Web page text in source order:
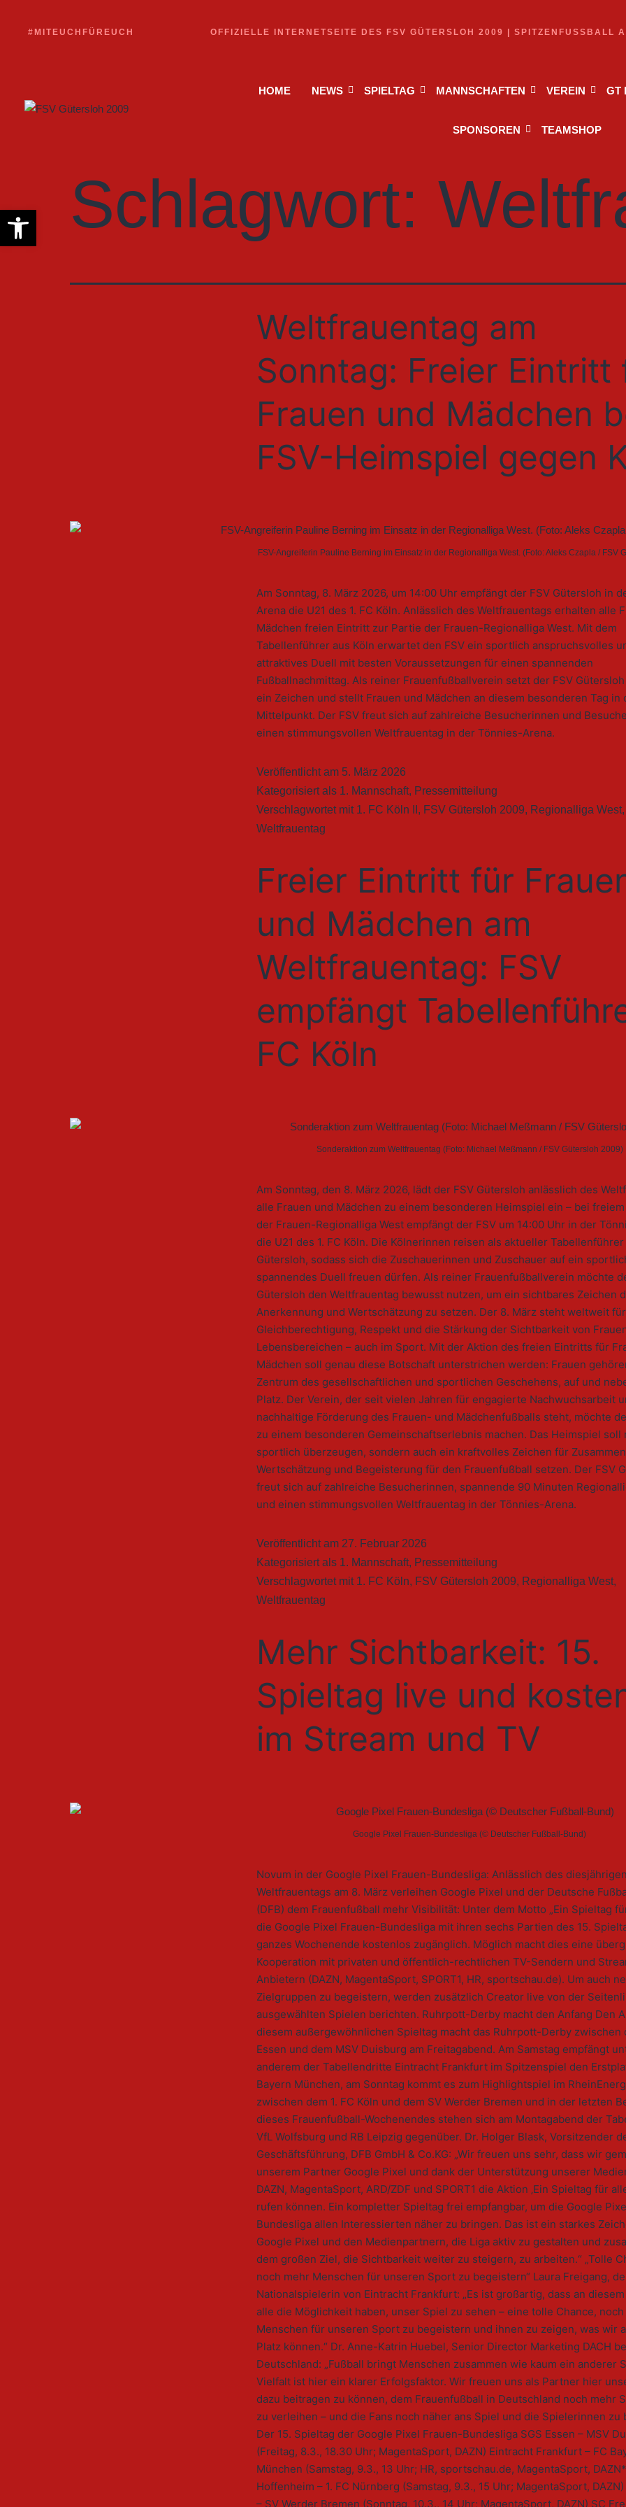
#MITEUCHFÜREUCH OFFIZIELLE INTERNETSEITE DES FSV GÜTERSLOH 2009 | SPITZENFUSSBALL
HOME NEWS SPIELTAG MANNSCHAFTEN VEREIN GT
SPONSOREN TEAMSHOP
Schlagwort:
Weltfrauentag am
Sonntag: Freier Eintritt
Frauen und Mädchen
FSV-Heimspiel gegen
FSV-Angreiferin Pauline Berning im Einsatz in der Regionalliga West. (Foto: Aleks Czapla / FSV
Am Sonntag, 8. März 2026, um 14:00 Uhr empfängt der FSV Gütersloh in
Arena die U21 des 1. FC Köln. Anlässlich des Weltfrauentags erhalten alle
Mädchen freien Eintritt zur Partie der Frauen-Regionalliga West. Mit dem
Tabellenführer aus Köln erwartet den FSV ein sportlich anspruchsvolles
attraktives Duell mit besten Voraussetzungen für einen spannenden
Fußballnachmittag. Als reiner Frauenfußballverein setzt der FSV
ein Zeichen und stellt Frauen und Mädchen an diesem besonderen Tag in
Mittelpunkt. Der FSV freut sich auf zahlreiche Besucherinnen und
einen stimmungsvollen Weltfrauentag in der Tönnies-Arena.
Veröffentlicht am 5. März 2026
Kategorisiert als 1. Mannschaft, Pressemitteilung
Verschlagwortet mit 1. FC Köln II , FSV Gütersloh 2009, Regionalliga West,
Weltfrauentag
Freier Eintritt für
und Mädchen am
Weltfrauentag: FSV
empfängt
FC Köln
Sonderaktion zum Weltfrauentag (Foto: Michael Meßmann / FSV Gütersloh 2009)
Am Sonntag, den 8. März 2026, lädt der FSV Gütersloh anlässlich des
alle Frauen und Mädchen zu einem besonderen Heimspiel ein – bei
der Frauen-Regionalliga West empfängt der FSV um 14:00 Uhr in der
die U21 des 1. FC Köln. Die Kölnerinnen reisen als aktueller Tabellenführer
Gütersloh, sodass sich die Zuschauerinnen und Zuschauer auf ein
spannendes Duell freuen dürfen. Als reiner Frauenfußballverein möchte
Gütersloh den Weltfrauentag bewusst nutzen, um ein sichtbares Zeichen
Anerkennung und Wertschätzung zu setzen. Der 8. März steht weltweit für
Gleichberechtigung, Respekt und die Stärkung der Sichtbarkeit von
Lebensbereichen – auch im Sport. Mit der Aktion des freien Eintritts für
Mädchen soll genau diese Botschaft unterstrichen werden: Frauen
Zentrum des gesellschaftlichen und sportlichen Geschehens, auf und
Platz. Der Verein, der seit vielen Jahren für engagierte Nachwuchsarbeit
nachhaltige Förderung des Frauen- und Mädchenfußballs steht, möchte
zu einem besonderen Gemeinschaftserlebnis machen. Das Heimspiel soll
sportlich überzeugen, sondern auch ein kraftvolles Zeichen für
Wertschätzung und Begeisterung für den Frauenfußball setzen. Der FSV
freut sich auf zahlreiche Besucherinnen, spannende 90 Minuten
und einen stimmungsvollen Weltfrauentag in der Tönnies-Arena.
Veröffentlicht am 27. Februar 2026
Kategorisiert als 1. Mannschaft, Pressemitteilung
Verschlagwortet mit 1. FC Köln, FSV Gütersloh 2009, Regionalliga West,
Weltfrauentag
Mehr Sichtbarkeit: 15.
Spieltag live und
im Stream und TV
Google Pixel Frauen-Bundesliga (© Deutscher Fußball-Bund)
Novum in der Google Pixel Frauen-Bundesliga: Anlässlich des diesjährigen
Weltfrauentags am 8. März verleihen Google Pixel und der Deutsche
(DFB) dem Frauenfußball mehr Visibilität: Unter dem Motto „Ein Spieltag
die Google Pixel Frauen-Bundesliga mit ihren sechs Partien des 15.
ganzes Wochenende kostenlos zugänglich. Möglich macht dies eine
Kooperation mit privaten und öffentlich-rechtlichen TV-Sendern und
Anbietern (DAZN, MagentaSport, SPORT1, HR, sportschau.de). Um auch
Zielgruppen zu begeistern, werden zusätzlich Creator live von der
ausgewählten Spielen berichten. Ruhrpott-Derby macht den Anfang Den
diesem außergewöhnlichen Spieltag macht das Ruhrpott-Derby zwischen
Essen und dem MSV Duisburg am Freitagabend. Am Samstag empfängt
anderem der Tabellendritte Eintracht Frankfurt im Spitzenspiel den
Bayern München, am Sonntag kommt es zum Highlightspiel im
zwischen dem 1. FC Köln und dem SV Werder Bremen und in der letzten
dieses Frauenfußball-Wochenendes stehen sich am Montagabend der
VfL Wolfsburg und RB Leipzig gegenüber. Dr. Holger Blask, Vorsitzender
Geschäftsführung, DFB GmbH & Co.KG: „Wir freuen uns sehr, dass wir
unserem Partner Google Pixel und dank der Unterstützung unserer
DAZN, MagentaSport, ARD/ZDF und SPORT1 die Aktion ‚Ein Spieltag für
rufen können. Ein kompletter Spieltag frei empfangbar, um die Google
Bundesliga allen Interessierten näher zu bringen. Das ist ein starkes
Google Pixel und den Medienpartnern, die Liga aktiv zu gestalten und
dem großen Ziel, die Sichtbarkeit weiter zu steigern, zu arbeiten.“ „Tolle
noch mehr Menschen für unseren Sport zu begeistern“ Laura Freigang,
Nationalspielerin von Eintracht Frankfurt: „Es ist großartig, dass an
alle die Möglichkeit haben, unser Spiel zu sehen – eine tolle Chance,
Menschen für unseren Sport zu begeistern und ihnen zu zeigen, was wir
Platz können.“ Dr. Anne-Katrin Huebel, Senior Director Marketing DACH
Deutschland: „Fußball bringt Menschen zusammen wie kaum ein anderer
Vielfalt ist hier ein klarer Erfolgsfaktor. Wir freuen uns als Partner hier
dazu beitragen zu können, dem Frauenfußball in Deutschland noch mehr
zu verleihen – und die Fans noch näher ans Spiel und die Spielerinnen zu
Der 15. Spieltag der Google Pixel Frauen-Bundesliga SGS Essen – MSV
(Freitag, 8.3., 18.30 Uhr; MagentaSport, DAZN) Eintracht Frankfurt – FC
München (Samstag, 9.3., 13 Uhr; HR, sportschau.de, MagentaSport,
Hoffenheim – 1. FC Nürnberg (Samstag, 9.3., 15 Uhr; MagentaSport, DAZN)
– SV Werder Bremen (Sonntag, 10.3., 14 Uhr; MagentaSport, DAZN) SC
Werkzeugleiste öffnen